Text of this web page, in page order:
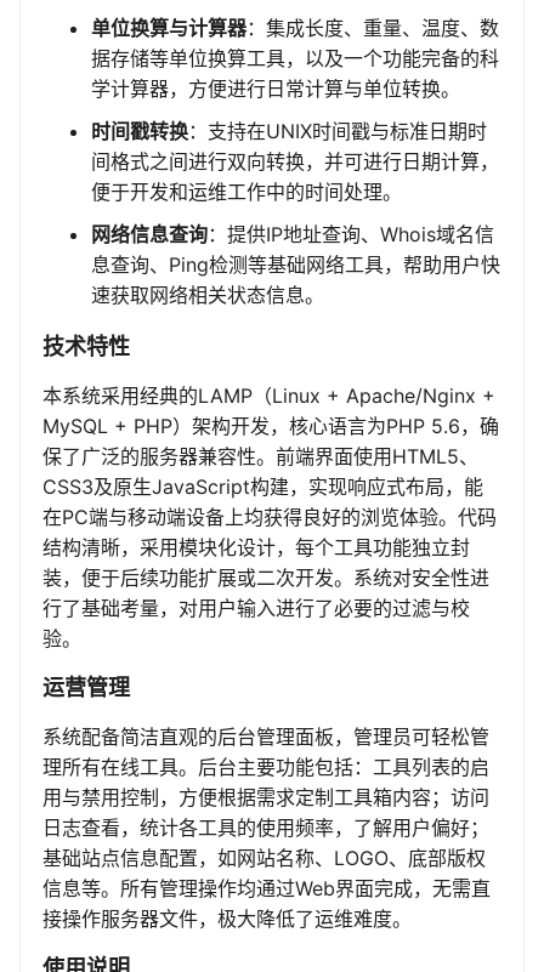
单位换算与计算器：集成长度、重量、温度、数
据存储等单位换算工具，以及一个功能完备的科
学计算器，方便进行日常计算与单位转换。
时间戳转换：支持在UNIX时间戳与标准日期时
间格式之间进行双向转换，并可进行日期计算，
便于开发和运维工作中的时间处理。
网络信息查询：提供IP地址查询、Whois域名信
息查询、Ping检测等基础网络工具，帮助用户快
速获取网络相关状态信息。
技术特性
本系统采用经典的LAMP（Linux + Apache/Nginx +
MySQL + PHP）架构开发，核心语言为PHP 5.6，确
保了广泛的服务器兼容性。前端界面使用HTML5、
CSS3及原生JavaScript构建，实现响应式布局，能
在PC端与移动端设备上均获得良好的浏览体验。代码
结构清晰，采用模块化设计，每个工具功能独立封
装，便于后续功能扩展或二次开发。系统对安全性进
行了基础考量，对用户输入进行了必要的过滤与校
验。
运营管理
系统配备简洁直观的后台管理面板，管理员可轻松管
理所有在线工具。后台主要功能包括：工具列表的启
用与禁用控制，方便根据需求定制工具箱内容；访问
日志查看，统计各工具的使用频率，了解用户偏好；
基础站点信息配置，如网站名称、LOGO、底部版权
信息等。所有管理操作均通过Web界面完成，无需直
接操作服务器文件，极大降低了运维难度。